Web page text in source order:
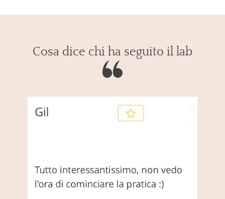
Cosa dice chi ha seguito il lab